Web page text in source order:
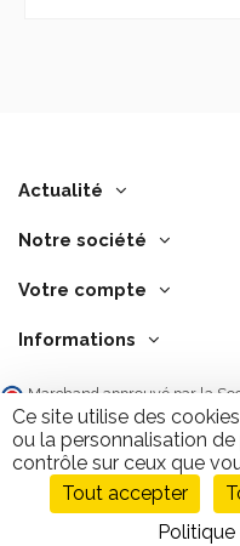
Actualité
Notre société
Votre compte
Informations
Marchand approuvé par la
vérifier .
/10
Ce site utilise des
ou la personnalisation
contrôle sur ceux que
Tout accepter